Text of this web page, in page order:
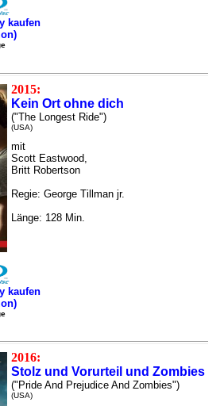
kaufen
2015:
Kein Ort ohne dich
("The Longest Ride")
(USA)
mit
Scott Eastwood,
Britt Robertson
Regie: George Tillman jr.
Länge: 128 Min.
kaufen
2016:
Stolz und Vorurteil und Zombies
("Pride And Prejudice And Zombies")
(USA)